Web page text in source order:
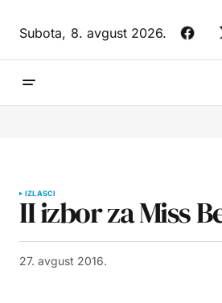
Subota,8. avgust 2026.
IZLASCI
II izbor za Miss
27. avgust 2016.